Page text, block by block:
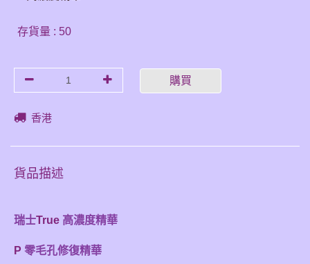
存貨量 : 50
購買
香港
貨品描述
瑞士True 高濃度精華
P 零毛孔修復精華